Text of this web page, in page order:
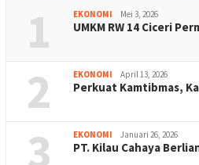
1 EKONOMI Mei 3, 2026
UMKM RW 14 Ciceri
2 EKONOMI April 13, 2026
Perkuat Kamtibmas,
3 EKONOMI Januari 26, 2026
PT. Kilau Cahaya